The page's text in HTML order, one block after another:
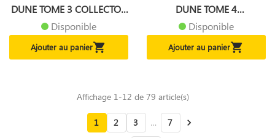
DUNE TOME 3 COLLECTOR
Disponible
Ajouter au panier
DUNE TOME 4
Disponible
Ajouter au panier
Affichage 1-12 de 79 article(s)
1 2 3 … 7 